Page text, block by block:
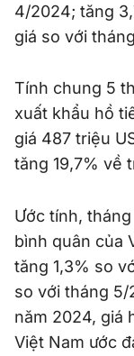
4/2024; tăng
giá so với
Tính chung 5
xuất khẩu hồ
giá 487 triệu
tăng 19,7% về
Ước tính,
bình quân của
tăng 1,3% so
so với tháng
năm 2024, giá
Việt Nam ước